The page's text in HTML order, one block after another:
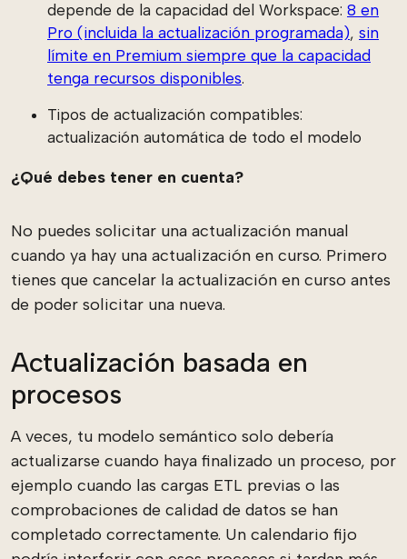
depende de la capacidad del Workspace: 8 en
Pro (incluida la actualización programada), sin
límite en Premium siempre que la capacidad
tenga recursos disponibles.
Tipos de actualización compatibles:
actualización automática de todo el modelo
¿Qué debes tener en cuenta?
No puedes solicitar una actualización manual
cuando ya hay una actualización en curso. Primero
tienes que cancelar la actualización en curso antes
de poder solicitar una nueva.
Actualización basada en
procesos
A veces, tu modelo semántico solo debería
actualizarse cuando haya finalizado un proceso, por
ejemplo cuando las cargas ETL previas o las
comprobaciones de calidad de datos se han
completado correctamente. Un calendario fijo